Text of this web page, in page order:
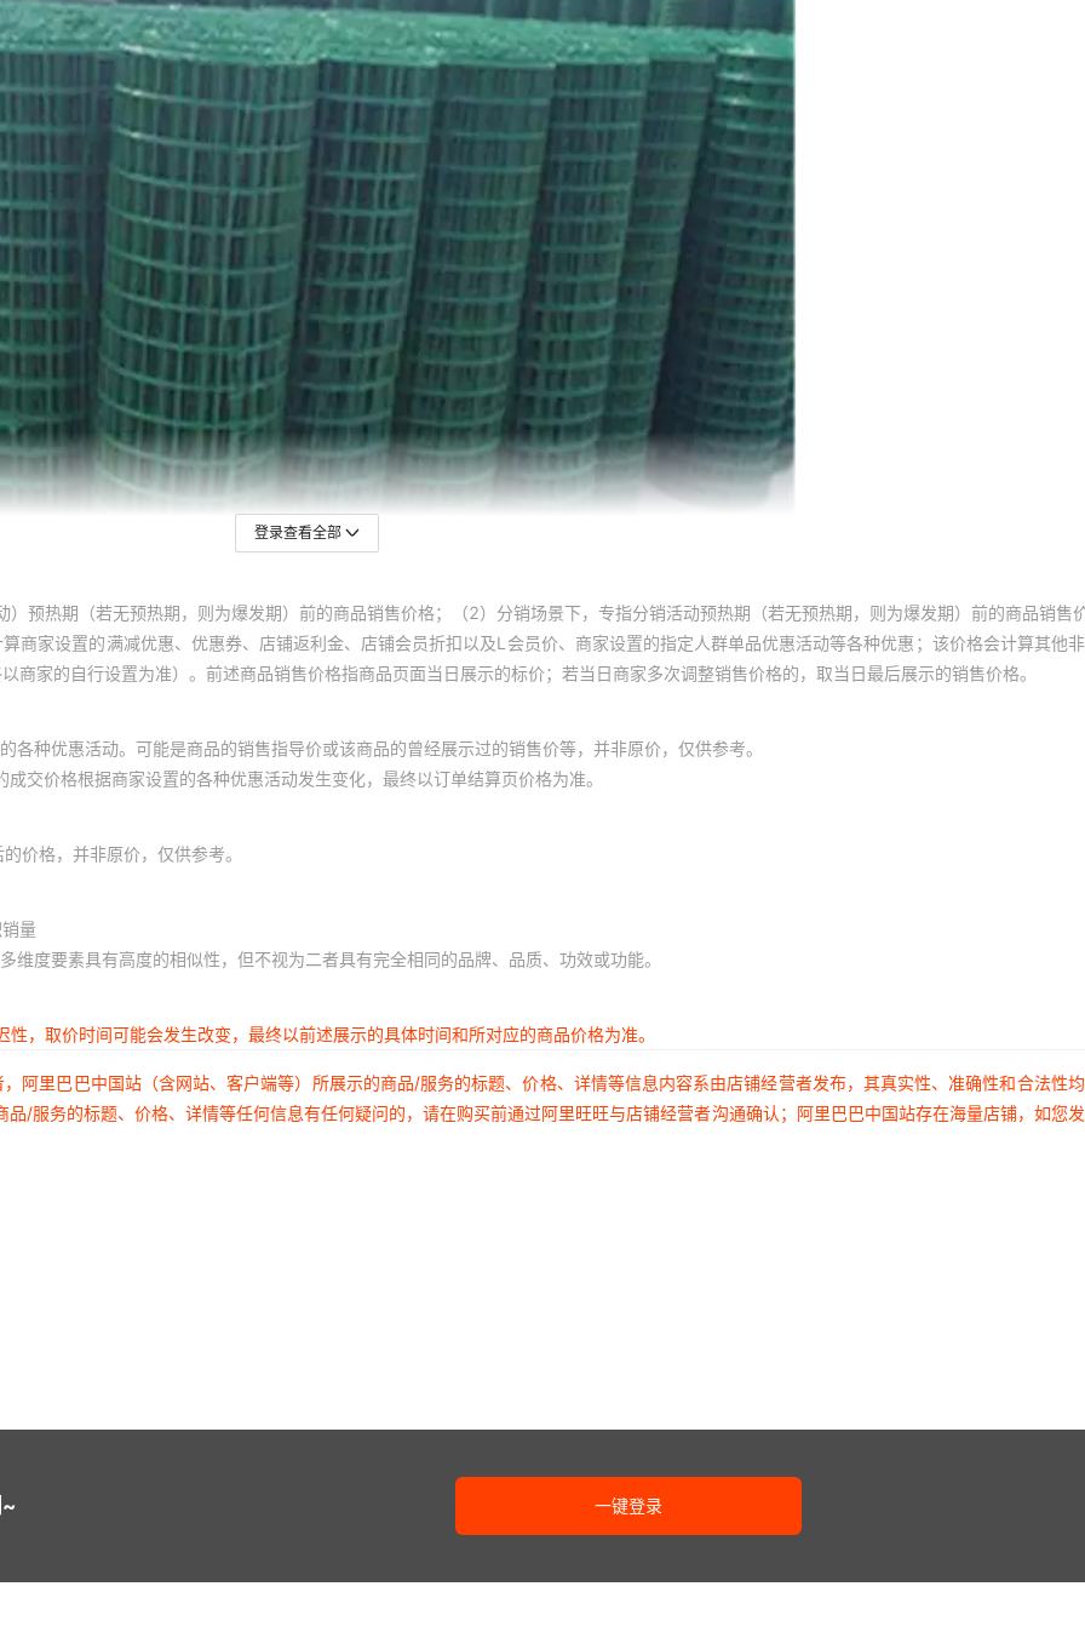
登录查看全部
预热期（若无预热期，则为爆发期）前的商品销售价格；（2）分销场景下，专指分销活动预热期（若无预热期，则为爆发期）前的商品销售
商家设置的满减优惠、优惠券、店铺返利金、店铺会员折扣以及L会员价、商家设置的指定人群单品优惠活动等各种优惠；该价格会计算其他
家的自行设置为准）。前述商品销售价格指商品页面当日展示的标价；若当日商家多次调整销售价格的，取当日最后展示的销售价格。
种优惠活动。可能是商品的销售指导价或该商品的曾经展示过的销售价等，并非原价，仅供参考。
交价格根据商家设置的各种优惠活动发生变化，最终以订单结算页价格为准。
价格，并非原价，仅供参考。
量
度要素具有高度的相似性，但不视为二者具有完全相同的品牌、品质、功效或功能。
，取价时间可能会发生改变，最终以前述展示的具体时间和所对应的商品价格为准。
阿里巴巴中国站（含网站、客户端等）所展示的商品/服务的标题、价格、详情等信息内容系由店铺经营者发布，其真实性、准确性和合法性
/服务的标题、价格、详情等任何信息有任何疑问的，请在购买前通过阿里旺旺与店铺经营者沟通确认；阿里巴巴中国站存在海量店铺，如您
一键登录